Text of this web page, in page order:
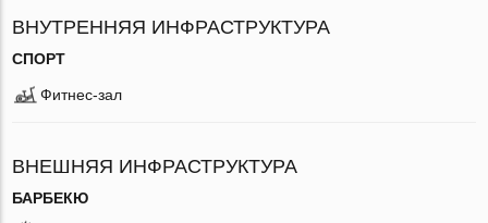
ВНУТРЕННЯЯ ИНФРАСТРУКТУРА
СПОРТ
Фитнес-зал
ВНЕШНЯЯ ИНФРАСТРУКТУРА
БАРБЕКЮ